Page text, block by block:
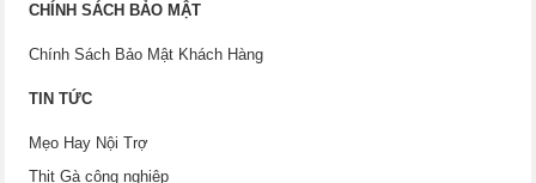
CHÍNH SÁCH BẢO MẬT
Chính Sách Bảo Mật Khách Hàng
TIN TỨC
Mẹo Hay Nội Trợ
Thịt Gà công nghiệp